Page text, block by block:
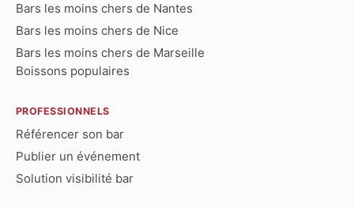
Bars les moins chers de Nantes
Bars les moins chers de Nice
Bars les moins chers de Marseille
Boissons populaires
PROFESSIONNELS
Référencer son bar
Publier un événement
Solution visibilité bar